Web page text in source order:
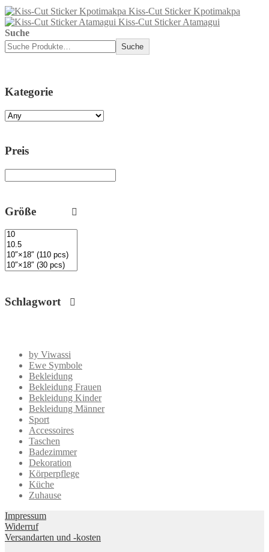
Kiss-Cut Sticker Kpotimakpa
Kiss-Cut Sticker Atamagui
Suche
Suche
Kategorie
Preis
Größe
Schlagwort
by Viwassi
Ewe Symbole
Bekleidung
Bekleidung Frauen
Bekleidung Kinder
Bekleidung Männer
Sport
Accessoires
Taschen
Badezimmer
Dekoration
Körperpflege
Küche
Zuhause
Impressum
Widerruf
Versandarten und -kosten